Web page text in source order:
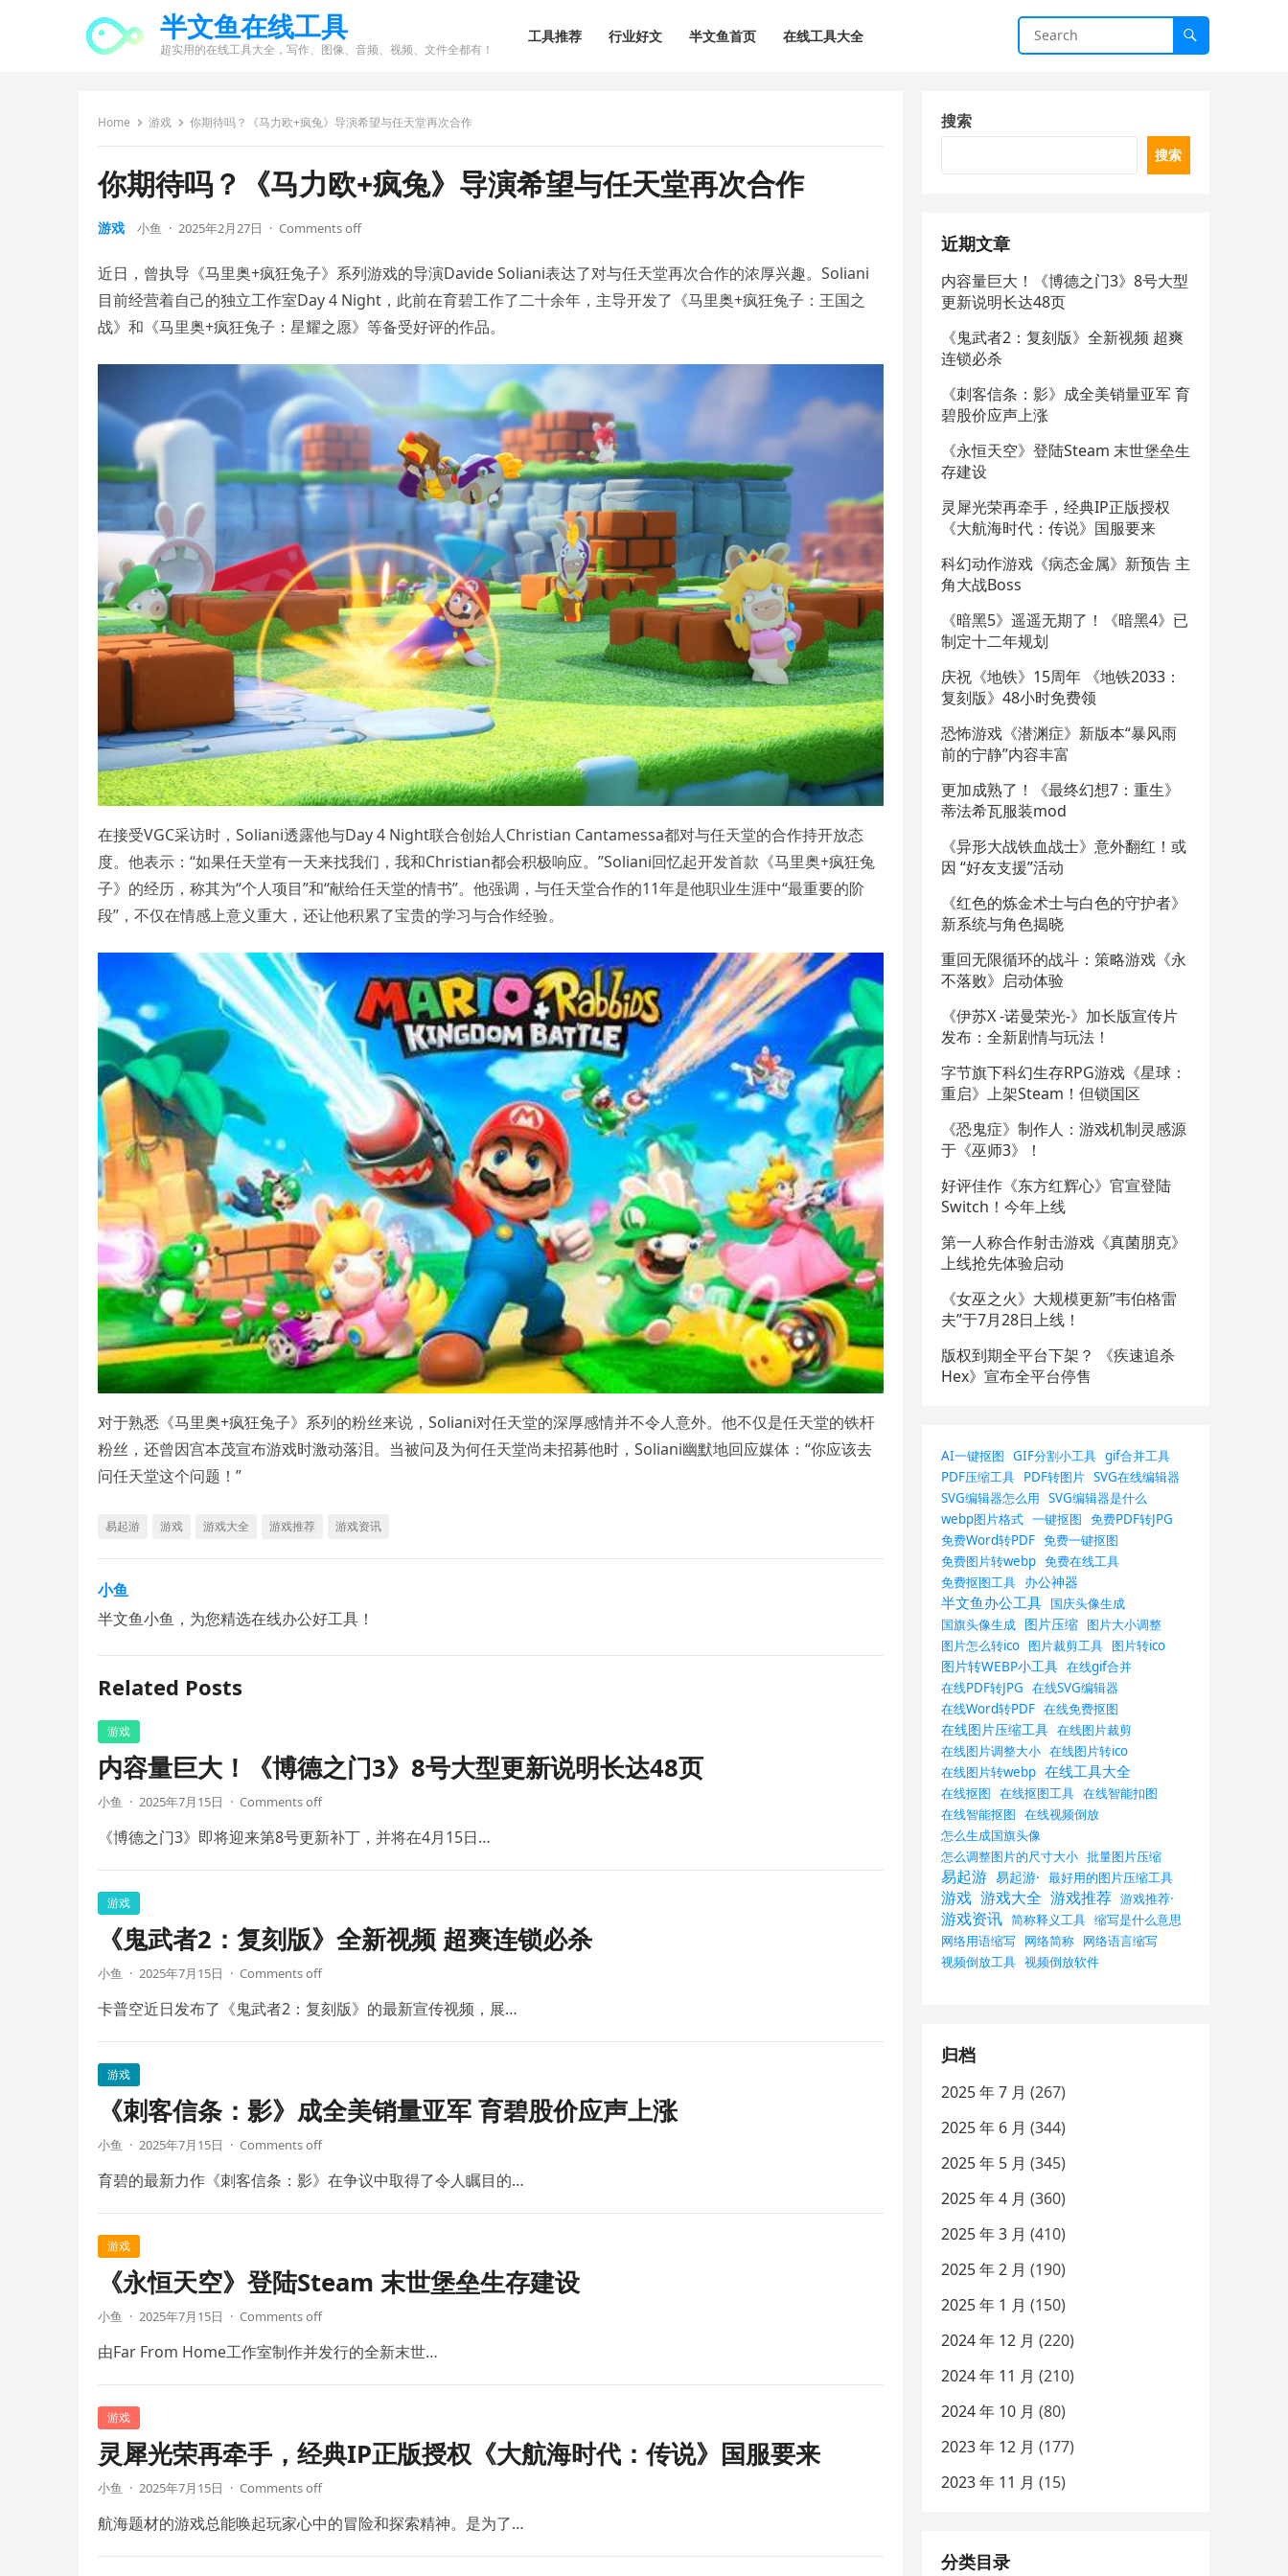
半文鱼在线工具
超实用的在线工具大全，写作、图像、音频、视频、文件全都有！
工具推荐 行业好文 半文鱼首页 在线工具大全
Home 游戏 你期待吗？《马力欧+疯兔》导演希望与任天堂再次合作
你期待吗？《马力欧+疯兔》导演希望与任天堂再次合作
游戏 小鱼 · 2025年2月27日 · Comments off
近日，曾执导《马里奥+疯狂兔子》系列游戏的导演Davide Soliani表达了对与任天堂再次合作的浓厚兴趣。Soliani
目前经营着自己的独立工作室Day 4 Night，此前在育碧工作了二十余年，主导开发了《马里奥+疯狂兔子：王国之
战》和《马里奥+疯狂兔子：星耀之愿》等备受好评的作品。
在接受VGC采访时，Soliani透露他与Day 4 Night联合创始人Christian Cantamessa都对与任天堂的合作持开放态
度。他表示：“如果任天堂有一天来找我们，我和Christian都会积极响应。”Soliani回忆起开发首款《马里奥+疯狂兔
子》的经历，称其为“个人项目”和“献给任天堂的情书”。他强调，与任天堂合作的11年是他职业生涯中“最重要的阶
段”，不仅在情感上意义重大，还让他积累了宝贵的学习与合作经验。
对于熟悉《马里奥+疯狂兔子》系列的粉丝来说，Soliani对任天堂的深厚感情并不令人意外。他不仅是任天堂的铁杆
粉丝，还曾因宫本茂宣布游戏时激动落泪。当被问及为何任天堂尚未招募他时，Soliani幽默地回应媒体：“你应该去
问任天堂这个问题！”
易起游 游戏 游戏大全 游戏推荐 游戏资讯
小鱼
半文鱼小鱼，为您精选在线办公好工具！
Related Posts
游戏
内容量巨大！《博德之门3》8号大型更新说明长达48页
小鱼 · 2025年7月15日 · Comments off
《博德之门3》即将迎来第8号更新补丁，并将在4月15日…
游戏
《鬼武者2：复刻版》全新视频 超爽连锁必杀
小鱼 · 2025年7月15日 · Comments off
卡普空近日发布了《鬼武者2：复刻版》的最新宣传视频，展…
游戏
《刺客信条：影》成全美销量亚军 育碧股价应声上涨
小鱼 · 2025年7月15日 · Comments off
育碧的最新力作《刺客信条：影》在争议中取得了令人瞩目的…
游戏
《永恒天空》登陆Steam 末世堡垒生存建设
小鱼 · 2025年7月15日 · Comments off
由Far From Home工作室制作并发行的全新末世…
游戏
灵犀光荣再牵手，经典IP正版授权《大航海时代：传说》国服要来
小鱼 · 2025年7月15日 · Comments off
航海题材的游戏总能唤起玩家心中的冒险和探索精神。是为了…
搜索
搜索
近期文章
内容量巨大！《博德之门3》8号大型
更新说明长达48页
《鬼武者2：复刻版》全新视频 超爽
连锁必杀
《刺客信条：影》成全美销量亚军 育
碧股价应声上涨
《永恒天空》登陆Steam 末世堡垒生
存建设
灵犀光荣再牵手，经典IP正版授权
《大航海时代：传说》国服要来
科幻动作游戏《病态金属》新预告 主
角大战Boss
《暗黑5》遥遥无期了！《暗黑4》已
制定十二年规划
庆祝《地铁》15周年 《地铁2033：
复刻版》48小时免费领
恐怖游戏《潜渊症》新版本“暴风雨
前的宁静”内容丰富
更加成熟了！《最终幻想7：重生》
蒂法希瓦服装mod
《异形大战铁血战士》意外翻红！或
因 “好友支援”活动
《红色的炼金术士与白色的守护者》
新系统与角色揭晓
重回无限循环的战斗：策略游戏《永
不落败》启动体验
《伊苏X -诺曼荣光-》加长版宣传片
发布：全新剧情与玩法！
字节旗下科幻生存RPG游戏《星球：
重启》上架Steam！但锁国区
《恐鬼症》制作人：游戏机制灵感源
于《巫师3》！
好评佳作《东方红辉心》官宣登陆
Switch！今年上线
第一人称合作射击游戏《真菌朋克》
上线抢先体验启动
《女巫之火》大规模更新”韦伯格雷
夫”于7月28日上线！
版权到期全平台下架？ 《疾速追杀
Hex》宣布全平台停售
AI一键抠图 GIF分割小工具 gif合并工具
PDF压缩工具 PDF转图片 SVG在线编辑器
SVG编辑器怎么用 SVG编辑器是什么
webp图片格式 一键抠图 免费PDF转JPG
免费Word转PDF 免费一键抠图
免费图片转webp 免费在线工具
免费抠图工具 办公神器
半文鱼办公工具 国庆头像生成
国旗头像生成 图片压缩 图片大小调整
图片怎么转ico 图片裁剪工具 图片转ico
图片转WEBP小工具 在线gif合并
在线PDF转JPG 在线SVG编辑器
在线Word转PDF 在线免费抠图
在线图片压缩工具 在线图片裁剪
在线图片调整大小 在线图片转ico
在线图片转webp 在线工具大全
在线抠图 在线抠图工具 在线智能扣图
在线智能抠图 在线视频倒放
怎么生成国旗头像
怎么调整图片的尺寸大小 批量图片压缩
易起游 易起游· 最好用的图片压缩工具
游戏 游戏大全 游戏推荐 游戏推荐·
游戏资讯 简称释义工具 缩写是什么意思
网络用语缩写 网络简称 网络语言缩写
视频倒放工具 视频倒放软件
归档
2025 年 7 月 (267)
2025 年 6 月 (344)
2025 年 5 月 (345)
2025 年 4 月 (360)
2025 年 3 月 (410)
2025 年 2 月 (190)
2025 年 1 月 (150)
2024 年 12 月 (220)
2024 年 11 月 (210)
2024 年 10 月 (80)
2023 年 12 月 (177)
2023 年 11 月 (15)
分类目录